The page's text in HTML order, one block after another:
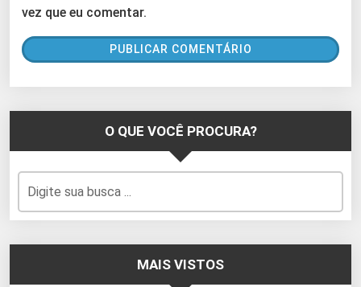
vez que eu comentar.
O QUE VOCÊ PROCURA?
MAIS VISTOS